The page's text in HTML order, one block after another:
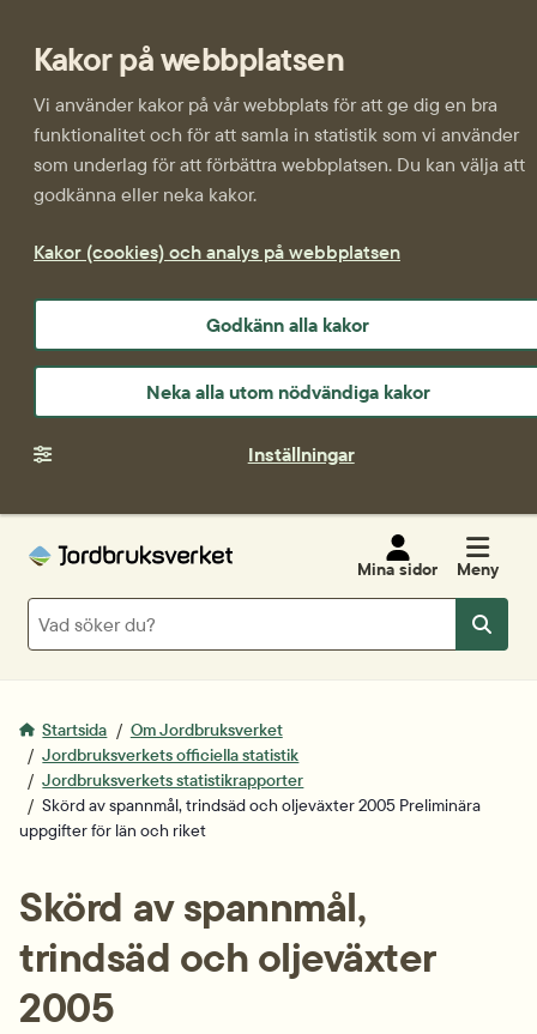
Kakor på webbplatsen
Vi använder kakor på vår webbplats för att ge dig en bra
funktionalitet och för att samla in statistik som vi använder
som underlag för att förbättra webbplatsen. Du kan välja att
godkänna eller neka kakor.
Kakor (cookies) och analys på webbplatsen
Godkänn alla kakor
Neka alla utom nödvändiga kakor
Inställningar
Mina sidor Meny
Sök
Sök
Startsida
Om Jordbruksverket
Jordbruksverkets officiella statistik
Jordbruksverkets statistikrapporter
Skörd av spannmål, trindsäd och oljeväxter 2005 Preliminära
uppgifter för län och riket
Skörd av spannmål,
trindsäd och oljeväxter
2005